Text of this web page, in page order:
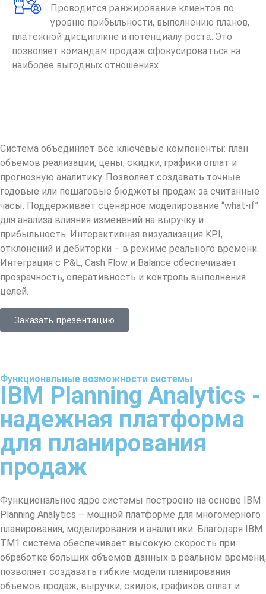
Проводится ранжирование клиентов по
уровню прибыльности, выполнению планов,
платежной дисциплине и потенциалу роста. Это
позволяет командам продаж сфокусироваться на
наиболее выгодных отношениях
Система объединяет все ключевые компоненты: план
объемов реализации, цены, скидки, графики оплат и
прогнозную аналитику. Позволяет создавать точные
годовые или пошаговые бюджеты продаж за считанные
часы. Поддерживает сценарное моделирование “what-if”
для анализа влияния изменений на выручку и
прибыльность. Интерактивная визуализация KPI,
отклонений и дебиторки – в режиме реального времени.
Интеграция с P&L, Cash Flow и Balance обеспечивает
прозрачность, оперативность и контроль выполнения
целей.
Заказать презентацию
Функциональные возможности системы
IBM Planning Analytics -
надежная платформа
для планирования
продаж
Функциональное ядро системы построено на основе
IBM
Planning Analytics – мощной платформе для многомерного
планирования, моделирования и аналитики. Благодаря IBM
TM1 система обеспечивает высокую скорость при
обработке больших объемов данных в реальном времени,
позволяет создавать гибкие модели планирования
объемов продаж, выручки, скидок, графиков оплат и